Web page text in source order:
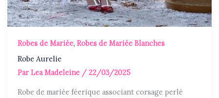
Robes de Mariée,Robes de Mariée Blanches
Robe Aurelie
ParLea Madeleine / 22/03/2025
Robe de mariée féerique associant corsage perlé